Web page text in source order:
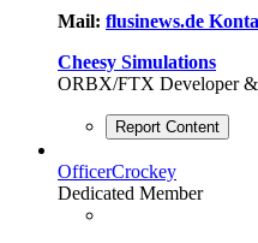
Mail: flusinews.de
Cheesy Simulations
ORBX/FTX Developer &
Report Content
OfficerCrockey
Dedicated Member